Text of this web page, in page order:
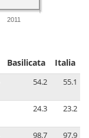
2011
Basilicata Italia
54.2 55.1
24.3 23.2
98.7 97.9